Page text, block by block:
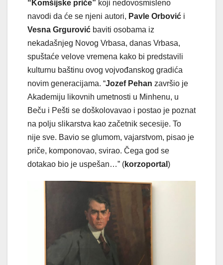
“Komšijske priče” koji nedovosmisleno
navodi da će se njeni autori, Pavle Orbović i
Vesna Grgurović baviti osobama iz
nekadašnjeg Novog Vrbasa, danas Vrbasa,
spuštaće velove vremena kako bi predstavili
kulturnu baštinu ovog vojvođanskog gradića
novim generacijama. “Jozef Pehan završio je
Akademiju likovnih umetnosti u Minhenu, u
Beču i Pešti se doškolovavao i postao je poznat
na polju slikarstva kao začetnik secesije. To
nije sve. Bavio se glumom, vajarstvom, pisao je
priče, komponovao, svirao. Čega god se
dotakao bio je uspešan…” (korzoportal )